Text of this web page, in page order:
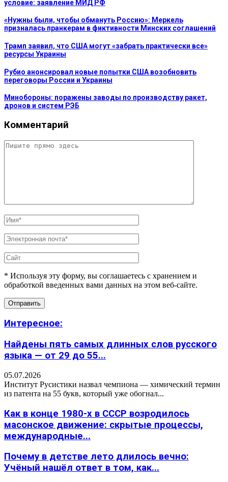
условие: заявление МИД РФ
«Нужны были, чтобы обмануть Россию»: Меркель
призналась пранкерам в фиктивности Минских соглашений
Трамп заявил, что США могут «забрать практически все»
ресурсы Украины
Рубио анонсировал новые попытки США возобновить
переговоры России и Украины
Минобороны: поражены заводы по производству ракет,
дронов и систем РЭБ
Комментарий
* Используя эту форму, вы соглашаетесь с хранением и
обработкой введенных вами данных на этом веб-сайте.
Интересное:
Найдены пять самых длинных слов русского
языка — от 29 до 55...
05.07.2026
Институт Русистики назвал чемпиона — химический термин
из патента на 55 букв, который уже обогнал...
Как в конце 1980-х в СССР возродилось
масонское движение: скрытые процессы,
международные...
Почему в детстве лето длилось вечно:
Учёный нашёл ответ в том, как...